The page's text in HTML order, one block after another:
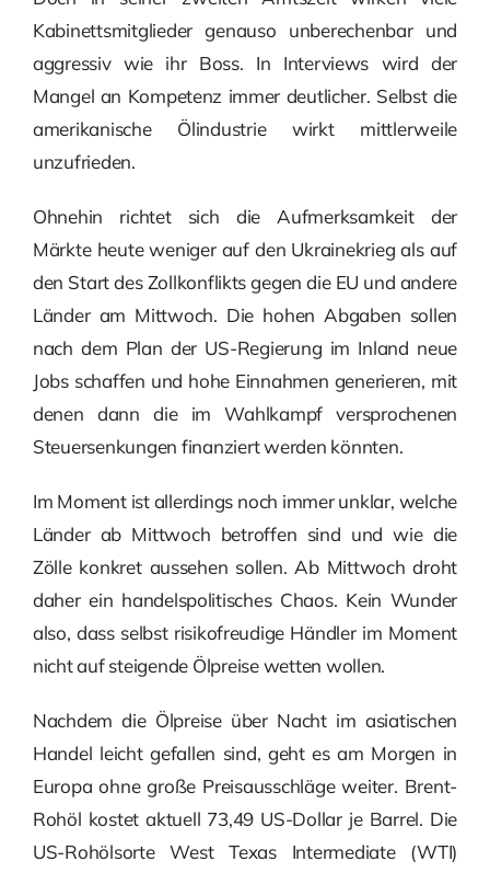
Kabinettsmitglieder genauso unberechenbar und
aggressiv wie ihr Boss. In Interviews wird der
Mangel an Kompetenz immer deutlicher. Selbst die
amerikanische Ölindustrie wirkt mittlerweile
unzufrieden.
Ohnehin richtet sich die Aufmerksamkeit der
Märkte heute weniger auf den Ukrainekrieg als auf
den Start des Zollkonflikts gegen die EU und andere
Länder am Mittwoch. Die hohen Abgaben sollen
nach dem Plan der US-Regierung im Inland neue
Jobs schaffen und hohe Einnahmen generieren, mit
denen dann die im Wahlkampf versprochenen
Steuersenkungen finanziert werden könnten.
Im Moment ist allerdings noch immer unklar, welche
Länder ab Mittwoch betroffen sind und wie die
Zölle konkret aussehen sollen. Ab Mittwoch droht
daher ein handelspolitisches Chaos. Kein Wunder
also, dass selbst risikofreudige Händler im Moment
nicht auf steigende Ölpreise wetten wollen.
Nachdem die Ölpreise über Nacht im asiatischen
Handel leicht gefallen sind, geht es am Morgen in
Europa ohne große Preisausschläge weiter. Brent-
Rohöl kostet aktuell 73,49 US-Dollar je Barrel. Die
US-Rohölsorte West Texas Intermediate (WTI)